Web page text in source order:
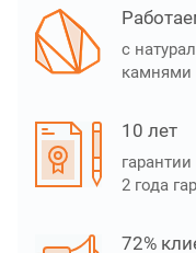
с
камнями
10 лет
2 года
72%